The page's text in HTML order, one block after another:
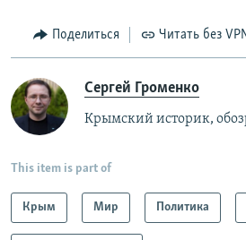
Поделиться Читать без
Сергей Громенко
Крымский историк,
This item is part of
Крым Мир Политика